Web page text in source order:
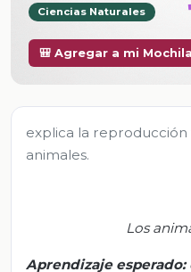
Ciencias Naturales
🎒 Agregar a mi Mochila
explica la reproducción
animales.
Los
Aprendizaje esperado: